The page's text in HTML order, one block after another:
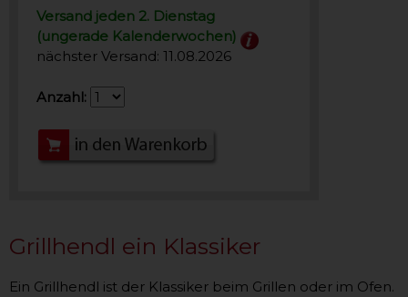
Versand jeden 2. Dienstag
(ungerade Kalenderwochen)
nächster Versand: 11.08.2026
Anzahl:
Grillhendl ein Klassiker
Ein Grillhendl ist der Klassiker beim Grillen oder im Ofen.